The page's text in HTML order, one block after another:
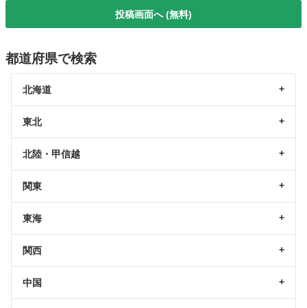
投稿画面へ (無料)
都道府県で検索
北海道
東北
北陸・甲信越
関東
東海
関西
中国